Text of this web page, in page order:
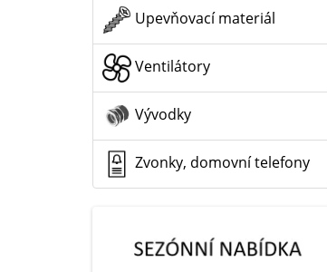
Upevňovací materiál
Ventilátory
Vývodky
Zvonky, domovní telefony